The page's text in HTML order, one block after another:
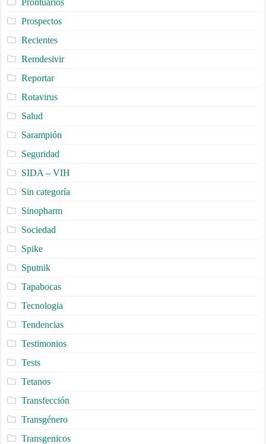
Prospectos
Recientes
Remdesivir
Reportar
Rotavirus
Salud
Sarampión
Seguridad
SIDA – VIH
Sin categoría
Sinopharm
Sociedad
Spike
Sputnik
Tapabocas
Tecnologia
Tendencias
Testimonios
Tests
Tetanos
Transfección
Transgénero
Transgenicos